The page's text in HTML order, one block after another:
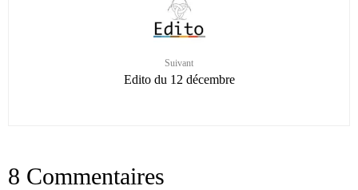
Suivant
Edito du 12 décembre
8 Commentaires